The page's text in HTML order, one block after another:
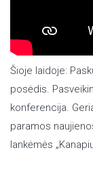
Šioje laidoje:
posėdis.
konferencija.
paramos
lankėmės